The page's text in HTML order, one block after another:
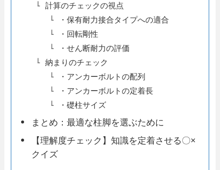
計算のチェックの視点
・保有耐力接合タイプへの適合
・回転剛性
・せん断耐力の評価
納まりのチェック
・アンカーボルトの配列
・アンカーボルトの定着長
・礎柱サイズ
まとめ：最適な柱脚を選ぶために
【理解度チェック】知識を定着させる〇×
クイズ